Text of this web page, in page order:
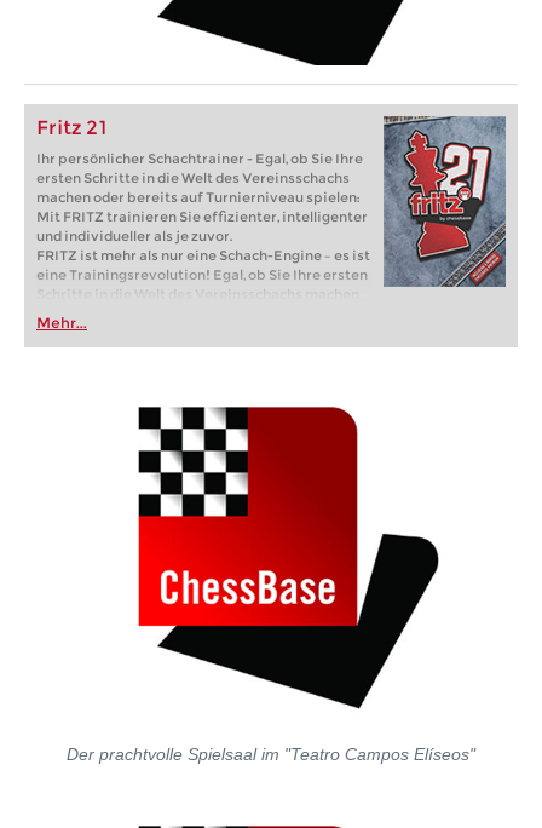
Fritz 21
Ihr persönlicher Schachtrainer - Egal, ob Sie Ihre
ersten Schritte in die Welt des Vereinsschachs
machen oder bereits auf Turnierniveau spielen:
Mit FRITZ trainieren Sie effizienter, intelligenter
und individueller als je zuvor.
FRITZ ist mehr als nur eine Schach-Engine – es ist
eine Trainingsrevolution! Egal, ob Sie Ihre ersten
Schritte in die Welt des Vereinsschachs machen
oder bereits auf Turnierniveau spielen: Mit
FRITZ trainieren Sie effizienter, intelligenter und
individueller als je zuvor.
Mehr...
Der prachtvolle Spielsaal im "Teatro Campos Elíseos"